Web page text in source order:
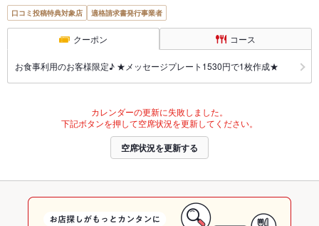
口コミ投稿特典対象店 適格請求書発行事業者
クーポン コース
お食事利用のお客様限定♪ ★メッセージプレート1530円で1枚作成★
カレンダーの更新に失敗しました。
下記ボタンを押して空席状況を更新してください。
空席状況を更新する